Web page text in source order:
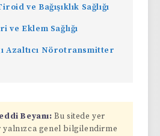
ve Bağışıklık Sağlığı
ve Eklem Sağlığı
Azaltıcı Nörotransmitter
Beyanı: Bu sitede yer
genel bilgilendirme